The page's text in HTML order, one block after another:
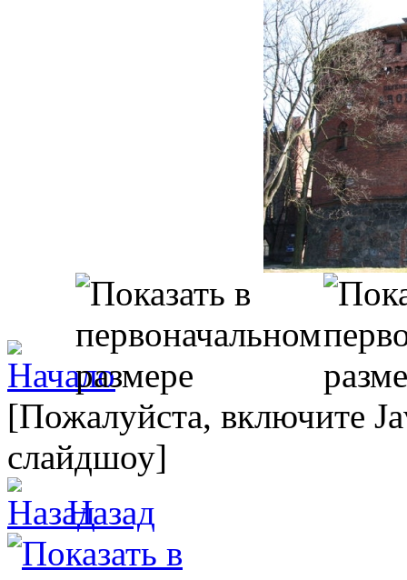
[Пожалуйста, включите
слайдшоу]
Назад